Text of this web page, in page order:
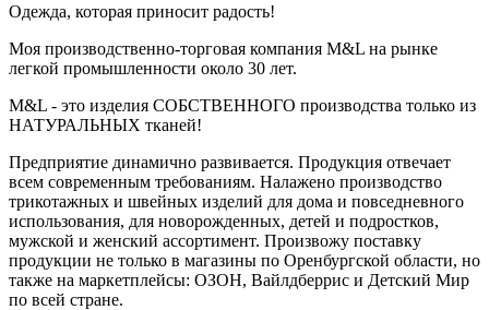
Одежда, которая приносит радость!
Моя производственно-торговая компания M&L на рынке
легкой промышленности около 30 лет.
M&L - это изделия СОБСТВЕННОГО производства только из
НАТУРАЛЬНЫХ тканей!
Предприятие динамично развивается. Продукция отвечает
всем современным требованиям. Налажено производство
трикотажных и швейных изделий для дома и повседневного
использования, для новорожденных, детей и подростков,
мужской и женский ассортимент. Произвожу поставку
продукции не только в магазины по Оренбургской области, но
также на маркетплейсы: ОЗОН, Вайлдберрис и Детский Мир
по всей стране.